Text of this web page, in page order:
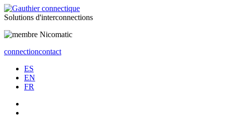
Solutions d'interconnections
connectioncontact
ES
EN
FR